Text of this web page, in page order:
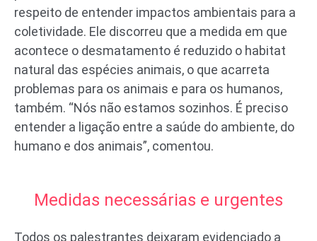
respeito de entender impactos ambientais para a
coletividade. Ele discorreu que a medida em que
acontece o desmatamento é reduzido o habitat
natural das espécies animais, o que acarreta
problemas para os animais e para os humanos,
também. “Nós não estamos sozinhos. É preciso
entender a ligação entre a saúde do ambiente, do
humano e dos animais”, comentou.
Medidas necessárias e urgentes
Todos os palestrantes deixaram evidenciado a